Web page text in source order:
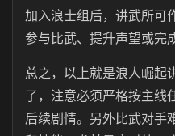
加入浪士组后，讲武所可
参与比武、提升声望或完
总之，以上就是浪人崛起
了，注意必须严格按主线
后续剧情。另外比武对手